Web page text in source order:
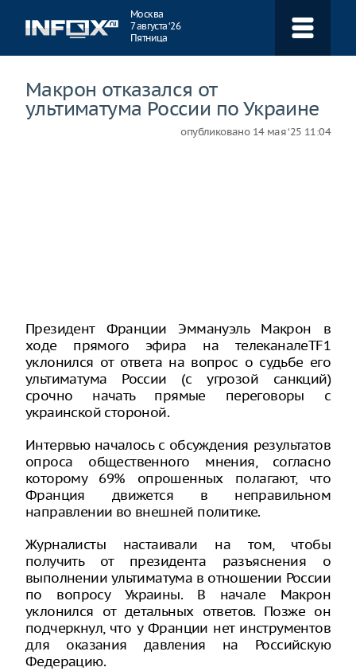
Москва
7 августа ‘26
Пятница
Макрон отказался от
ультиматума России по Украине
опубликовано 14 мая ‘25 11:04
Президент Франции Эммануэль Макрон в
ходе прямого эфира на телеканалеTF1
уклонился от ответа на вопрос о судьбе его
ультиматума России (с угрозой санкций)
срочно начать прямые переговоры с
украинской стороной.
Интервью началось с обсуждения результатов
опроса общественного мнения, согласно
которому 69% опрошенных полагают, что
Франция движется в неправильном
направлении во внешней политике.
Журналисты настаивали на том, чтобы
получить от президента разъяснения о
выполнении ультиматума в отношении России
по вопросу Украины. В начале Макрон
уклонился от детальных ответов. Позже он
подчеркнул, что у Франции нет инструментов
для оказания давления на Российскую
Федерацию.